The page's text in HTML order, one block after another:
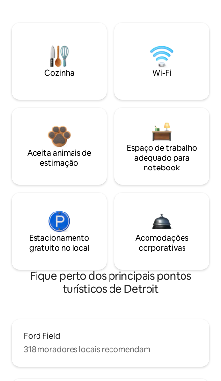
Cozinha Wi-Fi
Aceita animais de
estimação
Espaço de trabalho
adequado para
notebook
Estacionamento
gratuito no local
Acomodações
corporativas
Fique perto dos principais pontos
turísticos de Detroit
Ford Field
318 moradores locais recomendam